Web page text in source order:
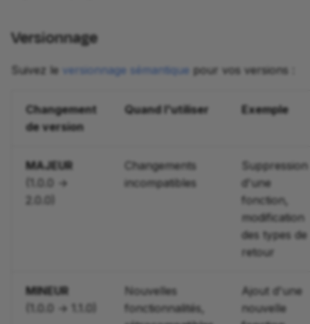
Versionnage
Suivez le versionnage sémantique pour vos versions :
Changement
de version
Quand l'utiliser Exemple
MAJEUR
(1.0.0 →
Changements
incompatibles
Suppression
d'une
fonction,
modification
des types de
retour
MINEUR
(1.0.0 → 1.1.0)
Nouvelles
fonctionnalités,
Ajout d'une
nouvelle